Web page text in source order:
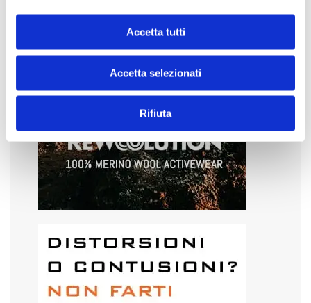
Accetta tutti
Accetta selezionati
Rifiuta